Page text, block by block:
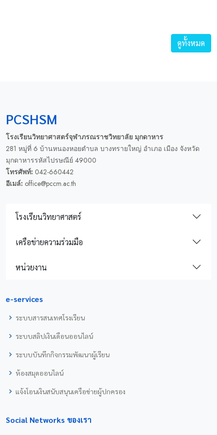
ดูทั้งหมด
PCSHSM
โรงเรียนวิทยาศาสตร์จุฬาภรณราชวิทยาลัย มุกดาหาร
281 หมู่ที่ 6 บ้านหนองหอยตำบล บางทรายใหญ่ อำเภอ เมือง จังหวัด
มุกดาหารรหัสไปรษณีย์ 49000
โทรศัพท์: 042-660442
อีเมล์: office@pccm.ac.th
โรงเรียนวิทยาศาสตร์
เครือข่ายความร่วมมือ
หน่วยงาน
e-services
ระบบสารสนเทศโรงเรียน
ระบบสลิปเงินเดือนออนไลน์
ระบบบันทึกกิจกรรมพัฒนาผู้เรียน
ห้องสมุดออนไลน์
แจ้งโอนเงินสนับสนุนเครือข่ายผู้ปกครอง
Social Networks ของเรา